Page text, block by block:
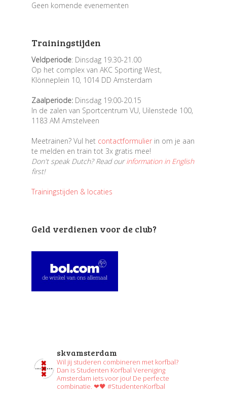
Geen komende evenementen
Trainingstijden
Veldperiode: Dinsdag 19.30-21.00
Op het complex van AKC Sporting West,
Klönneplein 10, 1014 DD Amsterdam
Zaalperiode:Dinsdag 19:00-20.15
In de zalen van Sportcentrum VU, Uilenstede 100,
1183 AM Amstelveen
Meetrainen? Vul het contactformulierin om je aan
te melden en train tot 3x gratis mee!
Don't speak Dutch? Read ourinformation in English
first!
Trainingstijden & locaties
Geld verdienen voor de club?
skvamsterdam
Wil jij studeren combineren met korfbal?
Dan is Studenten Korfbal Vereniging
Amsterdam iets voor jou! De perfecte
combinatie. ❤🖤 #StudentenKorfbal